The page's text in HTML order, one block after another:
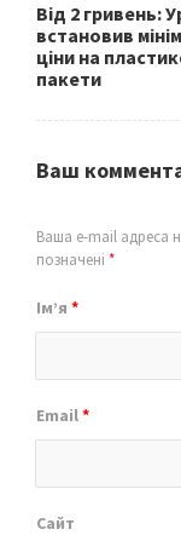
Від 2 гривень:
встановив
ціни на
пакети
Ваш
Ваша e-mail адреса
позначені *
Ім’я *
Email*
Сайт